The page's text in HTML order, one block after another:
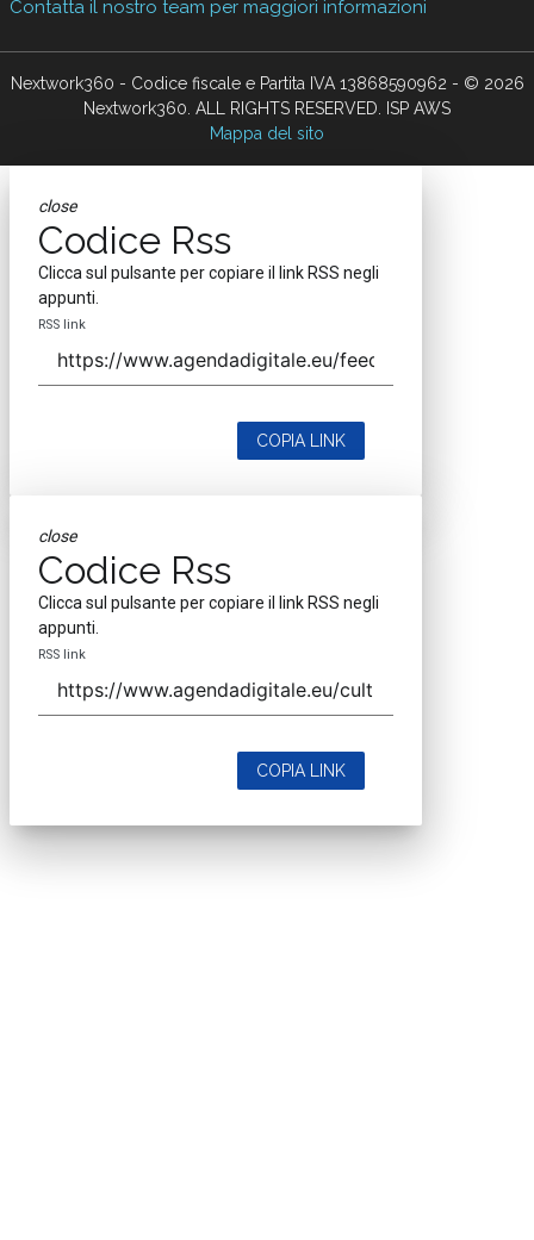
Contatta il nostro team per maggiori informazioni
Nextwork360 - Codice fiscale e Partita IVA 13868590962 - © 2026
Nextwork360. ALL RIGHTS RESERVED. ISP AWS
Mappa del sito
close
Codice Rss
Clicca sul pulsante per copiare il link RSS negli
appunti.
RSS link
COPIA LINK
close
Codice Rss
Clicca sul pulsante per copiare il link RSS negli
appunti.
RSS link
COPIA LINK